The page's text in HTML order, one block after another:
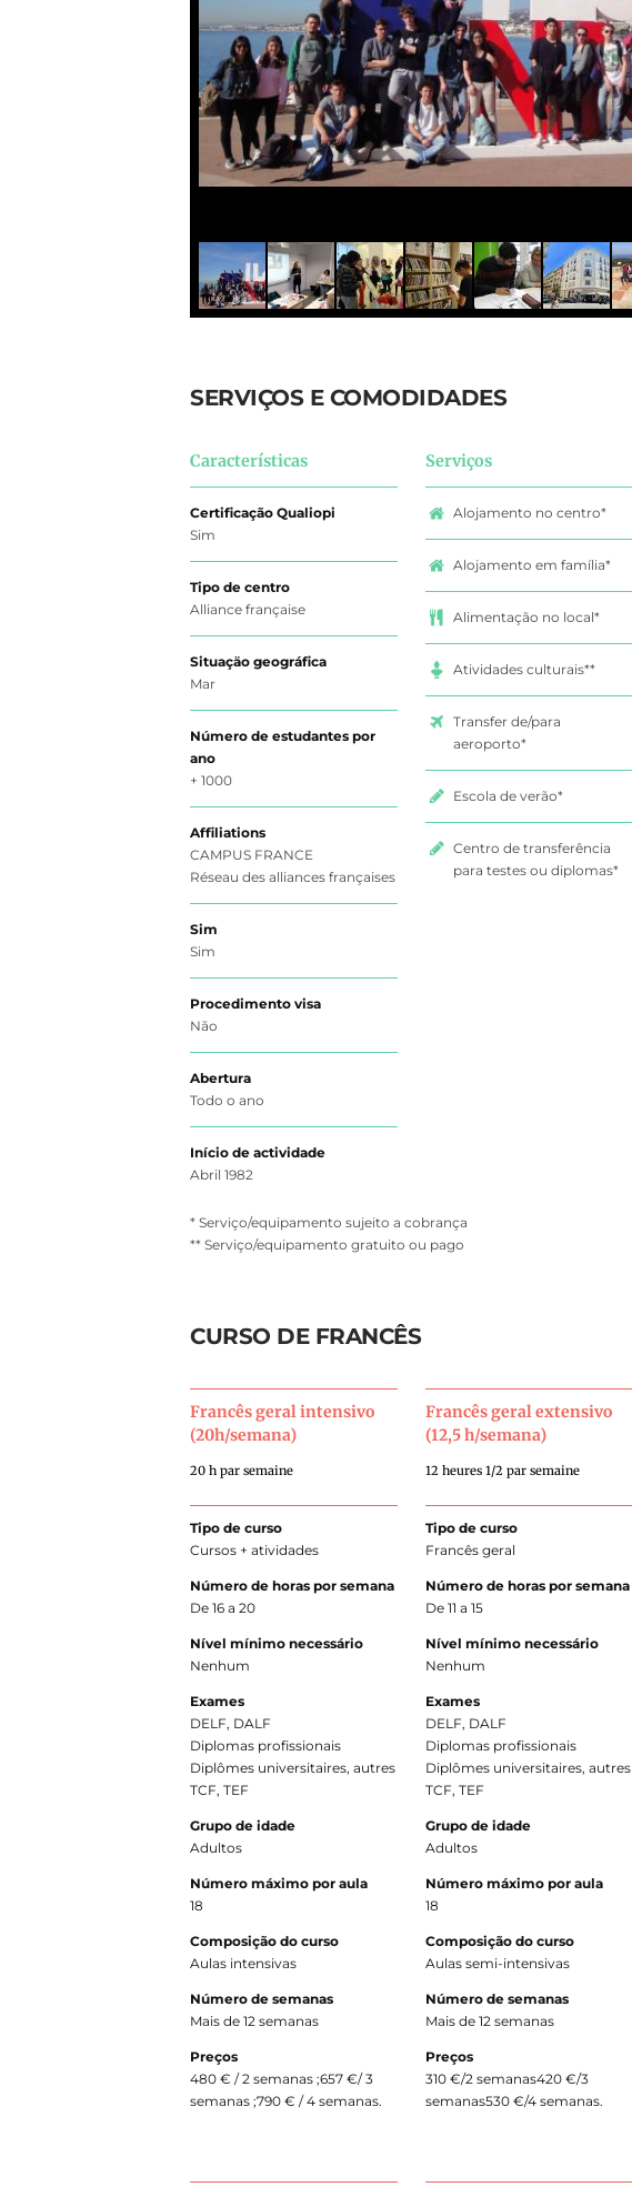
SERVIÇOS E COMODIDADES
Características
Certificação Qualiopi
Sim
Tipo de centro
Alliance française
Situaçäo geográfica
Mar
Número de estudantes por
ano
+ 1000
Affiliations
CAMPUS FRANCE
Réseau des alliances françaises
Sim
Sim
Procedimento visa
Não
Abertura
Todo o ano
Início de actividade
Abril 1982
Serviços
Alojamento no centro*
Alojamento em família*
Alimentação no local*
Atividades culturais**
Transfer de/para
aeroporto*
Escola de verão*
Centro de transferência
para testes ou diplomas*
* Serviço/equipamento sujeito a cobrança
** Serviço/equipamento gratuito ou pago
CURSO DE FRANCÊS
Francês geral intensivo
(20h/semana)
20 h par semaine
Tipo de curso
Cursos + atividades
Número de horas por semana
De 16 a 20
Nível mínimo necessário
Nenhum
Exames
DELF, DALF
Diplomas profissionais
Diplômes universitaires, autres
TCF, TEF
Grupo de idade
Adultos
Número máximo por aula
18
Composição do curso
Aulas intensivas
Número de semanas
Mais de 12 semanas
Preços
480 € / 2 semanas ;657 €/ 3
semanas ;790 € / 4 semanas.
Francês geral extensivo
(12,5 h/semana)
12 heures 1/2 par semaine
Tipo de curso
Francês geral
Número de horas por semana
De 11 a 15
Nível mínimo necessário
Nenhum
Exames
DELF, DALF
Diplomas profissionais
Diplômes universitaires, autres
TCF, TEF
Grupo de idade
Adultos
Número máximo por aula
18
Composição do curso
Aulas semi-intensivas
Número de semanas
Mais de 12 semanas
Preços
310 €/2 semanas420 €/3
semanas530 €/4 semanas.